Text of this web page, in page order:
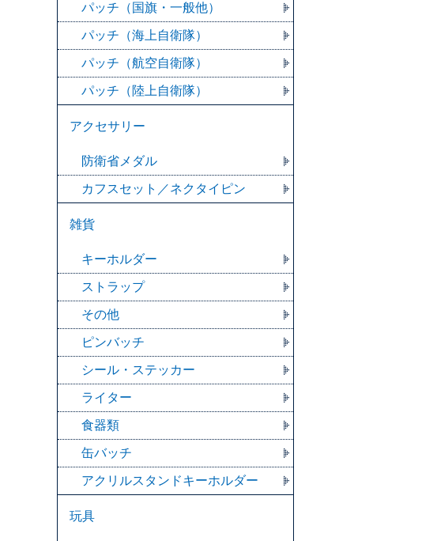
パッチ（国旗・一般他）
パッチ（海上自衛隊）
パッチ（航空自衛隊）
パッチ（陸上自衛隊）
アクセサリー
防衛省メダル
カフスセット／ネクタイピン
雑貨
キーホルダー
ストラップ
その他
ピンバッチ
シール・ステッカー
ライター
食器類
缶バッチ
アクリルスタンドキーホルダー
玩具